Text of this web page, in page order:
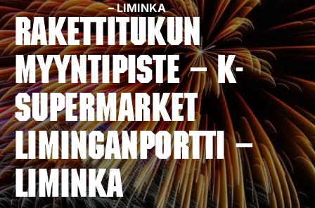
– LIMINKA
Rakettitukun
myyntipiste – K-
SUPERMARKET
LIMINGANPORTTI –
LIMINKA